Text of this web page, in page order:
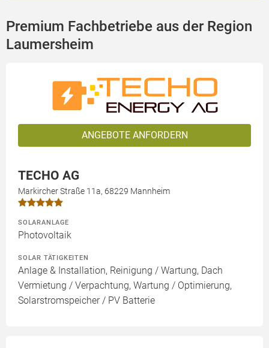
Premium Fachbetriebe aus der Region
Laumersheim
ANGEBOTE ANFORDERN
TECHO AG
Markircher Straße 11a, 68229 Mannheim
SOLARANLAGE
Photovoltaik
SOLAR TÄTIGKEITEN
Anlage & Installation, Reinigung / Wartung, Dach
Vermietung / Verpachtung, Wartung / Optimierung,
Solarstromspeicher / PV Batterie